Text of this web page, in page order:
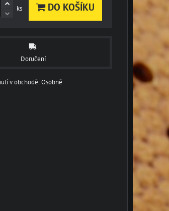
ks DO KOŠÍKU
Doručení
Osobně